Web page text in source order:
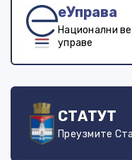
еУправа
Национални
управе
СТАТУТ
Преузмите